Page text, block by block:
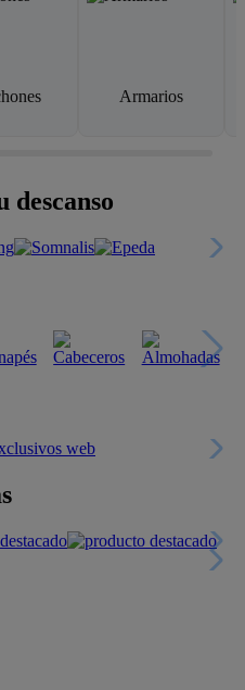
Armarios
descanso